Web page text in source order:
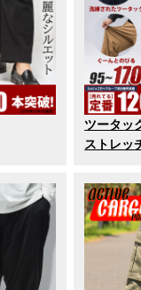
ツータッ
ストレッ